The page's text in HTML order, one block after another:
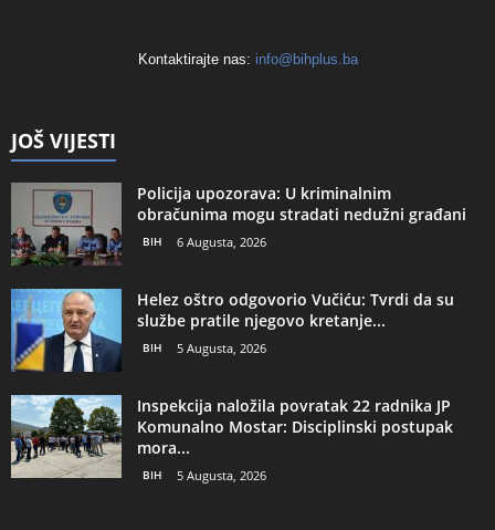
Kontaktirajte nas: info@bihplus.ba
JOŠ VIJESTI
Policija upozorava: U kriminalnim
obračunima mogu stradati nedužni građani
BIH 6 Augusta, 2026
Helez oštro odgovorio Vučiću: Tvrdi da su
službe pratile njegovo kretanje...
BIH 5 Augusta, 2026
Inspekcija naložila povratak 22 radnika JP
Komunalno Mostar: Disciplinski postupak
mora...
BIH 5 Augusta, 2026